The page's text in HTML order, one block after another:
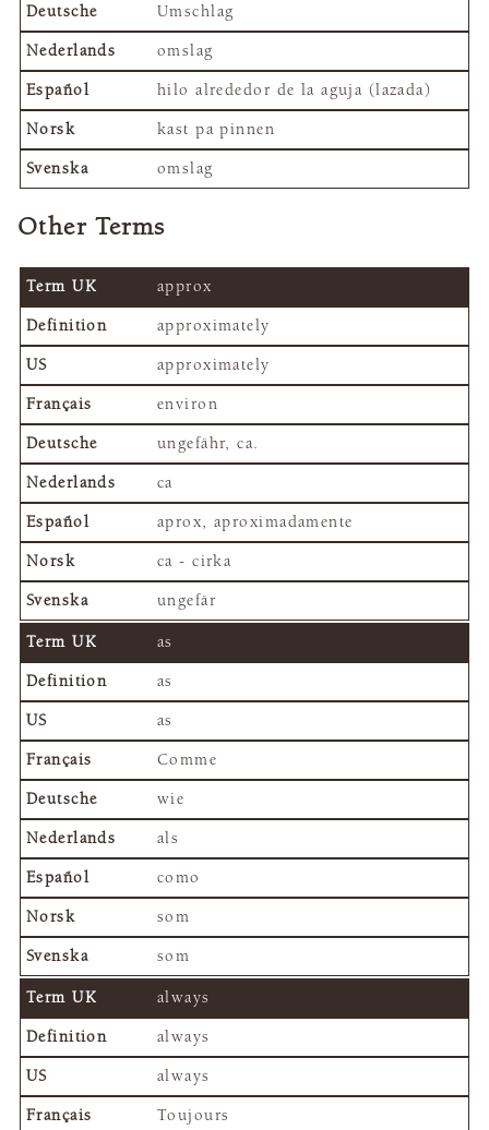
Umschlag
omslag
hilo alrededor de la aguja (lazada)
kast pa pinnen
omslag
Other Terms
approx
approximately
approximately
environ
ungefähr, ca.
ca
aprox, aproximadamente
ca - cirka
ungefär
as
as
as
Comme
wie
als
como
som
som
always
always
always
Toujours